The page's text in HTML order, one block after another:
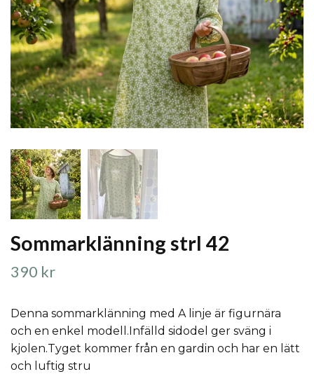
Sommarklänning strl 42
390 kr
Denna sommarklänning med A linje är figurnära
och en enkel modell.Infälld sidodel ger sväng i
kjolen.Tyget kommer från en gardin och har en lätt
och luftig stru